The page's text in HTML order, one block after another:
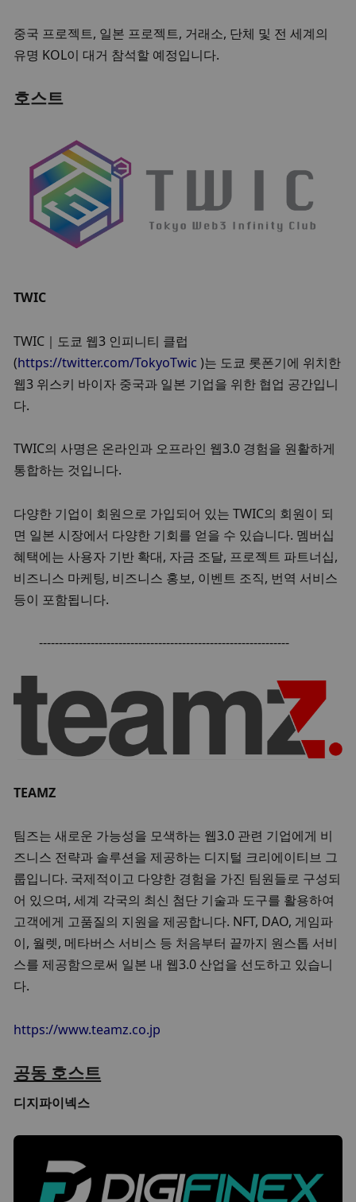
중국 프로젝트, 일본 프로젝트, 거래소, 단체 및 전 세계의
유명 KOL이 대거 참석할 예정입니다.
호스트
TWIC
TWIC｜도쿄 웹3 인피니티 클럽
(https://twitter.com/TokyoTwic )는 도쿄 롯폰기에 위치한
웹3 위스키 바이자 중국과 일본 기업을 위한 협업 공간입니
다.
TWIC의 사명은 온라인과 오프라인 웹3.0 경험을 원활하게
통합하는 것입니다.
다양한 기업이 회원으로 가입되어 있는 TWIC의 회원이 되
면 일본 시장에서 다양한 기회를 얻을 수 있습니다. 멤버십
혜택에는 사용자 기반 확대, 자금 조달, 프로젝트 파트너십,
비즈니스 마케팅, 비즈니스 홍보, 이벤트 조직, 번역 서비스
등이 포함됩니다.
​---------------------------------------------------------------
TEAMZ
팀즈는 새로운 가능성을 모색하는 웹3.0 관련 기업에게 비
즈니스 전략과 솔루션을 제공하는 디지털 크리에이티브 그
룹입니다. 국제적이고 다양한 경험을 가진 팀원들로 구성되
어 있으며, 세계 각국의 최신 첨단 기술과 도구를 활용하여
고객에게 고품질의 지원을 제공합니다. NFT, DAO, 게임파
이, 월렛, 메타버스 서비스 등 처음부터 끝까지 원스톱 서비
스를 제공함으로써 일본 내 웹3.0 산업을 선도하고 있습니
다.
https://www.teamz.co.jp
공동 호스트
디지파이넥스